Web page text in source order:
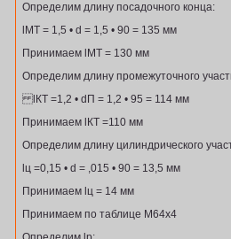
Определим длину посадочного конца:
lМТ = 1,5 • d = 1,5 • 90 = 135 мм
Принимаем lМТ = 130 мм
Определим длину промежуточного
lКТ =1,2 • dП = 1,2 • 95 = 114 мм
Принимаем lКТ =110 мм
Определим длину цилиндрического
lц =0,15 • d = ,015 • 90 = 13,5 мм
Принимаем lц = 14 мм
Принимаем по таблице М64х4